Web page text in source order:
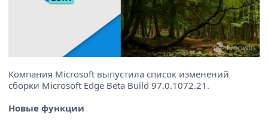
Компания Microsoft выпустила список изменений
сборки Microsoft Edge Beta Build 97.0.1072.21.
Новые функции